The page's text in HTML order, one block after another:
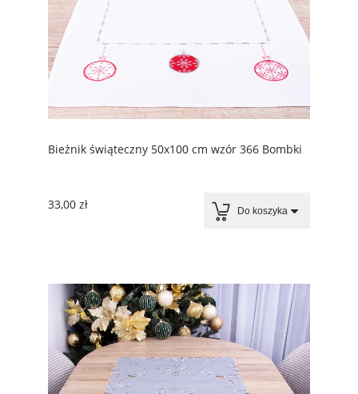
Bieżnik świąteczny 50x100 cm wzór 366 Bombki
33,00 zł Do koszyka